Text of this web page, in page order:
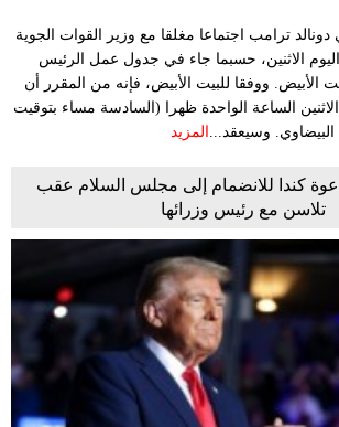
أزياء
علوم
مدوَّنات
أبراج
فيديو
ترامب اجتماعا مغلقا مع وزير القوات الجوية
الاثنين، حسبما جاء في جدول عمل الرئيس
الأبيض. ووفقا للبيت الأبيض، فإنه من المقرر أن
الاثنين الساعة الواحدة ظهرا (السادسة مساء بتوقيت
وسيعقد... المزيد
كندا للانضمام إلى مجلس السلام عقب
تلاسن مع رئيس وزرائها